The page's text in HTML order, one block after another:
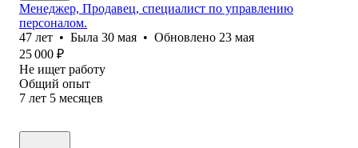
Менеджер, Продавец, специалист по управлению
персоналом.
47 лет • Была 30 мая • Обновлено 23 мая
25 000 ₽
Не ищет работу
Общий опыт
7 лет 5 месяцев